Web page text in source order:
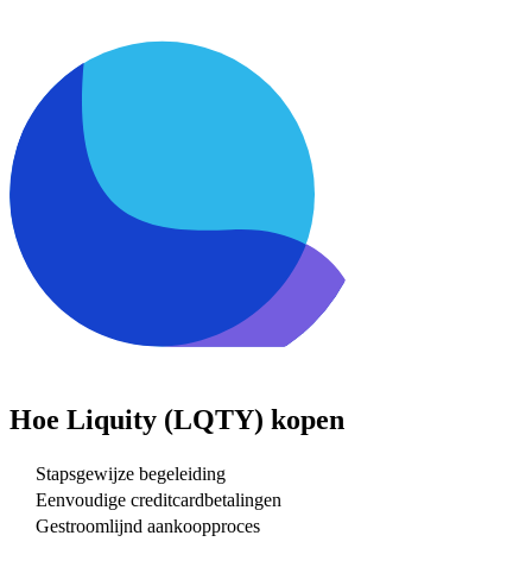
Hoe Liquity (LQTY) kopen
Stapsgewijze begeleiding
Eenvoudige creditcardbetalingen
Gestroomlijnd aankoopproces